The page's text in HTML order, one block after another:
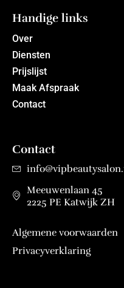
Handige links
Over
Diensten
Prijslijst
Maak Afspraak
Contact
Contact
Meeuwenlaan 45
2225 PE Katwijk ZH
Algemene voorwaarden
Privacyverklaring